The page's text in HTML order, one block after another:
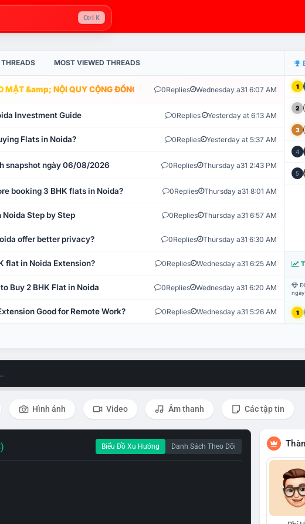
Ctrl K
MOST VIEWED THREADS
MẬT &amp; NỘI QUY CỘNG ĐỒNG VLIKE.VN: HỆ THỐNG GIÁM SÁT TỰ
0Replies Wednesday a31 6:07 AM
Investment Guide 0Replies Yesterday at 6:13 AM
Flats in Noida? 0Replies Yesterday at 5:37 AM
snapshot ngày 06/08/2026 0Replies Thursday a31 2:43 PM
booking 3 BHK flats in Noida? 0Replies Thursday a31 8:01 AM
Step by Step 0Replies Thursday a31 6:57 AM
offer better privacy? 0Replies Thursday a31 6:30 AM
flat in Noida Extension? 0Replies Wednesday a31 6:25 AM
Buy 2 BHK Flat in Noida 0Replies Wednesday a31 6:20 AM
Good for Remote Work? 0Replies Wednesday a31 5:26 AM
1
2
3
4
5
1
Hình ảnh Video Âm thanh Các tập tin
Biểu Đồ Xu Hướng Danh Sách Theo Dõi